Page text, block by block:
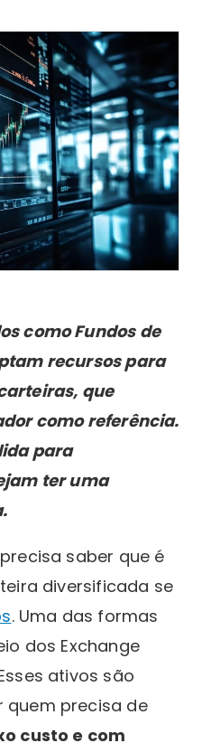
como Fundos de
recursos para
que
como referência.
para
ter uma
saber que é
diversificada se
. Uma das formas
dos Exchange
ativos são
precisa de
custo e com